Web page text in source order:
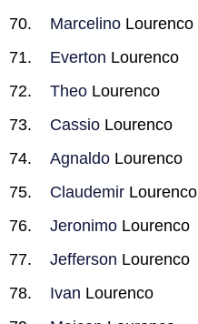
Marcelino Lourenco
Everton Lourenco
Theo Lourenco
Cassio Lourenco
Agnaldo Lourenco
Claudemir Lourenco
Jeronimo Lourenco
Jefferson Lourenco
Ivan Lourenco